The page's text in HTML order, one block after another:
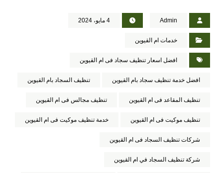
Admin 4 مايو، 2024
خدمات ام القيوين
افضل اسعار تنظيف سجاد فى ام القيوين
افضل خدمة تنظيف سجاد بام القيوين تنظيف السجاد بام القيوين
تنظيف المقاعد فى ام القيوين تنظيف مجالس فى ام القيوين
تنظيف موكيت فى ام القيوين خدمة تنظيف موكيت فى ام القيوين
شركات تنظيف السجاد فى ام القيوين
شركة تنظيف السجاد في ام القيوين